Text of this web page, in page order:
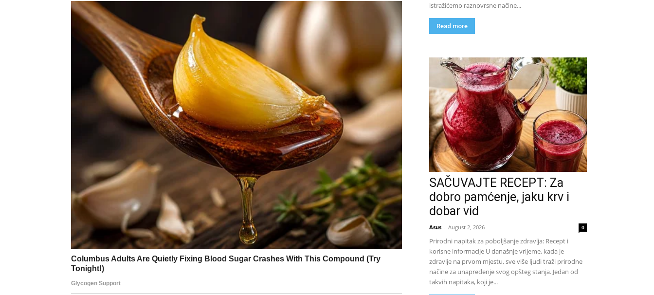
istražićemo raznovrsne načine...
Read more
SAČUVAJTE RECEPT: Za
dobro pamćenje, jaku krv i
dobar vid
Asus - August 2, 2026 0
Prirodni napitak za poboljšanje zdravlja: Recept i
korisne informacije U današnje vrijeme, kada je
zdravlje na prvom mjestu, sve više ljudi traži prirodne
načine za unapređenje svog opšteg stanja. Jedan od
takvih napitaka, koji je...